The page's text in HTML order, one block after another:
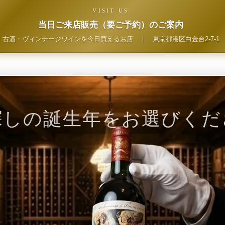
VISIT US
当日ご来店販売（要ご予約）のご案内
古酒・ヴィンテージワインを今日買えるお店｜ 東京都港区白金台2-7-1
の誕生年をお選びく